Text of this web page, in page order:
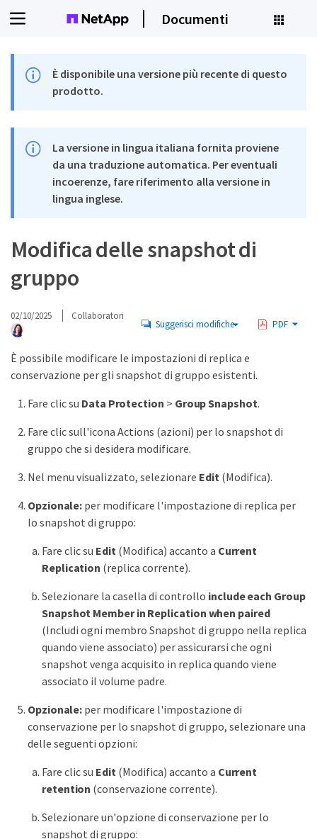
Documenti
È disponibile una versione più recente di questo
prodotto.
La versione in lingua italiana fornita proviene
da una traduzione automatica. Per eventuali
incoerenze, fare riferimento alla versione in
lingua inglese.
Modifica delle snapshot di
gruppo
02/10/2025 Collaboratori
Suggerisci modifiche PDF
È possibile modificare le impostazioni di replica e
conservazione per gli snapshot di gruppo esistenti.
Fare clic su Data Protection > Group Snapshot.
Fare clic sull'icona Actions (azioni) per lo snapshot di
gruppo che si desidera modificare.
Nel menu visualizzato, selezionare Edit(Modifica).
Opzionale: per modificare l'impostazione di replica per
lo snapshot di gruppo:
Fare clic su Edit(Modifica) accanto a Current
Replication (replica corrente).
Selezionare la casella di controllo include each Group
Snapshot Member in Replication when paired
(Includi ogni membro Snapshot di gruppo nella replica
quando viene associato) per assicurarsi che ogni
snapshot venga acquisito in replica quando viene
associato il volume padre.
Opzionale: per modificare l'impostazione di
conservazione per lo snapshot di gruppo, selezionare una
delle seguenti opzioni:
Fare clic su Edit(Modifica) accanto a Current
retention (conservazione corrente).
Selezionare un'opzione di conservazione per lo
snapshot di gruppo: